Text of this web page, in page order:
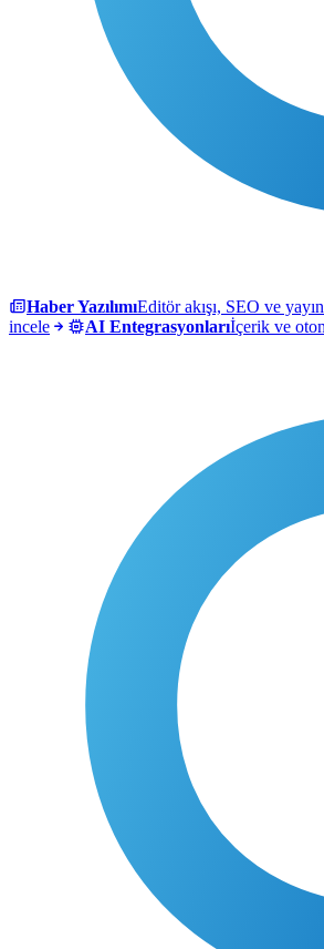
Haber YazılımıEditör akışı, SEO ve
incele
AI Entegrasyonlarıİçerik ve